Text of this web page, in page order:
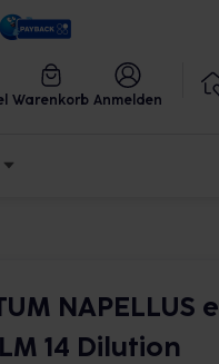
Warenkorb Anmelden
NAPELLUS e
14 Dilution